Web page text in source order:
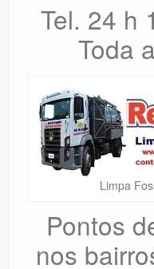
Tel. 24 h
Toda
Limpa
Pontos
nos